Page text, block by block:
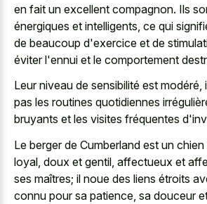
en fait un excellent compagnon. Ils
énergiques et intelligents, ce qui
de beaucoup d'exercice et de
éviter l'ennui et le comportement
Leur niveau de sensibilité est
pas les routines quotidiennes
bruyants et les visites fréquentes
Le berger de Cumberland est un
loyal, doux et gentil, affectueux et
ses maîtres; il noue des liens étroits
connu pour sa patience, sa douceur